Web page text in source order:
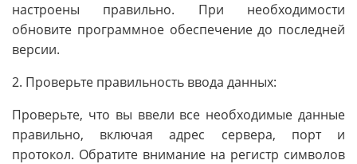
настроены правильно. При необходимости
обновите программное обеспечение до последней
версии.
2. Проверьте правильность ввода данных:
Проверьте, что вы ввели все необходимые данные
правильно, включая адрес сервера, порт и
протокол. Обратите внимание на регистр символов